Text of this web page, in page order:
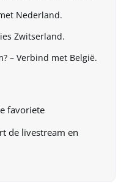
Nederland.
Zwitserland.
– Verbind met België.
favoriete
de livestream en